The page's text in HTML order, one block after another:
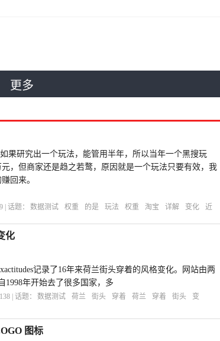
更多
果研究出一个玩法，能管用半年，所以当年一个黑搜玩
，但商家还是趋之若鹜，原因就是一个玩法只要有效，我
回来。
9 | 话题： 数据测试 权重 的是 玩法 权重 淘宝 详解 变化
近
化
记录了16年来荷兰街头穿着的风格变化。网站由两
1998年开始去了很多国家，多
138 | 话题： 数据测试 荷兰 街头 穿着 荷兰 穿着 街头
变
图标